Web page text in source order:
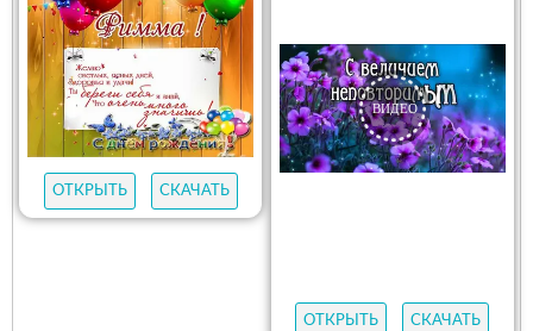
ОТКРЫТЬ СКАЧАТЬ
ОТКРЫТЬ СКАЧАТЬ